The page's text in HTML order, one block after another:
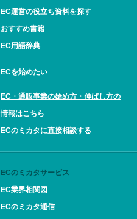
EC運営の役立ち資料を探す
おすすめ書籍
EC用語辞典
ECを始めたい
EC・通販事業の始め方・伸ばし方の
情報はこちら
ECのミカタに直接相談する
ECのミカタサービス
EC業界相関図
ECのミカタ通信